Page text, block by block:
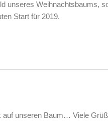
unseres Weihnachtsbaums,
Start für 2019.
auf unseren Baum… Viele